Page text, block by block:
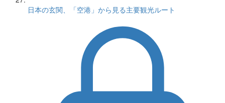
日本の玄関、「空港」から見る主要観光ルート